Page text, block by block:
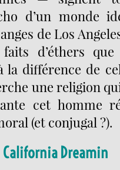
d’un monde
de Los
d’éthers
la différence de
une religion
cet homme
(et conjugal ?).
California Dreamin